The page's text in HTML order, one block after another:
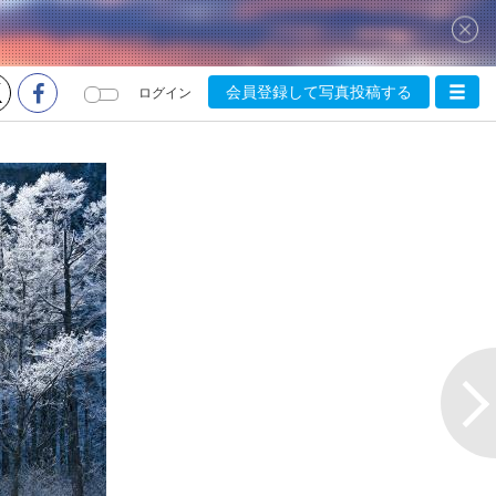
ログイン 会員登録して写真投稿する